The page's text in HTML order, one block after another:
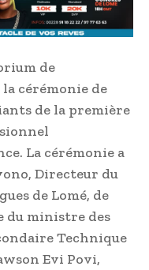
de
cérémonie de
de la première
La cérémonie a
Directeur du
de Lomé, de
du ministre des
Technique
Evi Povi,